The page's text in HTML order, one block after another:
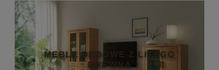
MEBLE DĘBOWE Z LITEGO
DREWNA